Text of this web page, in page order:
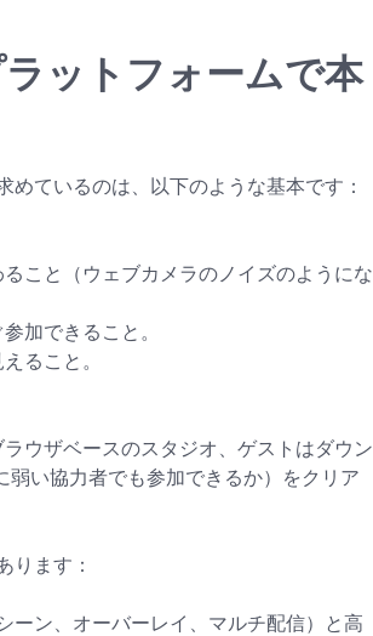
ットフォームで本
ているのは、以下のような基本です：
こと（ウェブカメラのノイズのようにな
加できること。
ること。
ウザベースのスタジオ、ゲストはダウン
い協力者でも参加できるか）をクリア
ります：
ーン、オーバーレイ、マルチ配信）と高